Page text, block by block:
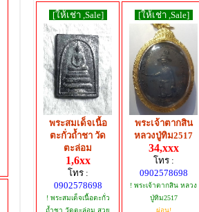
[ให้เช่า ,Sale]
พระสมเด็จเนื้อ
ตะกั่วถ้ำชา วัด
ตะล่อม
1,6xx
โทร :
0902578698
! พระสมเด็จเนื้อตะกั่ว
ถ้ำชา วัดตะล่อม สวย
[ให้เช่า ,Sale]
พระเจ้าตากสิน
หลวงปู่ทิม2517
34,xxx
โทร :
0902578698
! พระเจ้าตากสิน หลวง
ปู่ทิม2517
ผ่อน!